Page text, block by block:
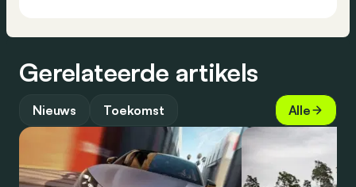
Gerelateerde artikels
Nieuws Toekomst Alle